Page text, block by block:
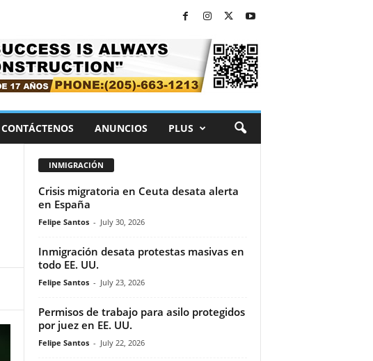
CONTÁCTENOS ANUNCIOS PLUS
INMIGRACIÓN
Crisis migratoria en Ceuta desata alerta
en España
Felipe Santos - July 30, 2026
Inmigración desata protestas masivas en
todo EE. UU.
Felipe Santos - July 23, 2026
Permisos de trabajo para asilo protegidos
por juez en EE. UU.
Felipe Santos - July 22, 2026